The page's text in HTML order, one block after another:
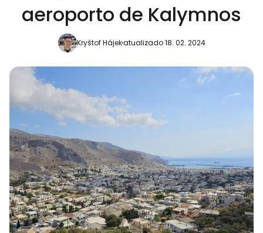
aeroporto de Kalymnos
Kryštof Hájekatualizado 18. 02. 2024
Continuar com o Google
Continuar com o Facebook
Continuar com o correio